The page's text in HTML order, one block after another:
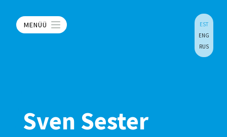
MENÜÜ
EST
ENG
RUS
Sven Sester